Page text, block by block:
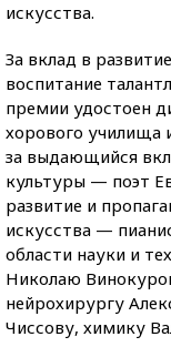
искусства.
За вклад в
воспитание
премии удостоен
хорового училища
за выдающийся
культуры — поэт
развитие и
искусства —
области науки и
Николаю
нейрохирургу
Чиссову, химику